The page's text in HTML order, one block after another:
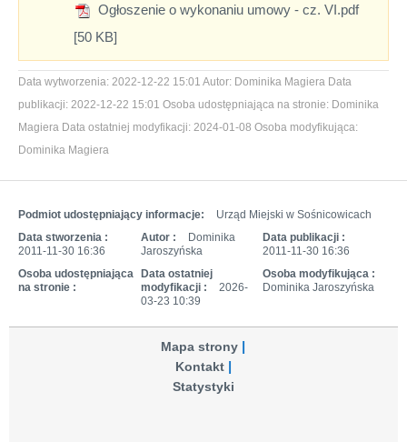
Ogłoszenie o wykonaniu umowy - cz. VI.pdf
[50 KB]
Data wytworzenia: 2022-12-22 15:01 Autor: Dominika Magiera Data
publikacji: 2022-12-22 15:01 Osoba udostępniająca na stronie: Dominika
Magiera Data ostatniej modyfikacji: 2024-01-08 Osoba modyfikująca:
Dominika Magiera
Podmiot udostępniający informacje:
Urząd Miejski w Sośnicowicach
Data stworzenia :
2011-11-30 16:36
Autor :
Dominika
Jaroszyńska
Data publikacji :
2011-11-30 16:36
Osoba udostępniająca
na stronie :
Data ostatniej
modyfikacji :
2026-
03-23 10:39
Osoba modyfikująca :
Dominika Jaroszyńska
Mapa strony
Kontakt
Statystyki